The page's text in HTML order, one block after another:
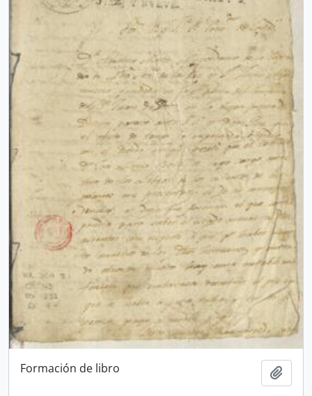
Formación de libro